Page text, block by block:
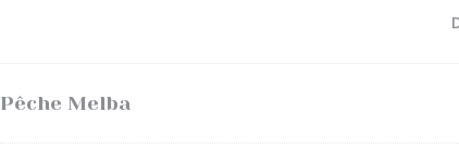
Pêche Melba